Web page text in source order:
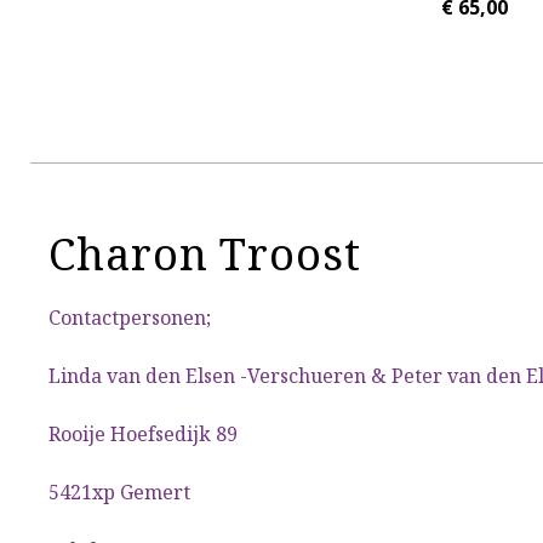
€65,00
Charon Troost
Contactpersonen;
Linda van den Elsen -Verschueren & Peter van den
Rooije Hoefsedijk 89
5421xp Gemert